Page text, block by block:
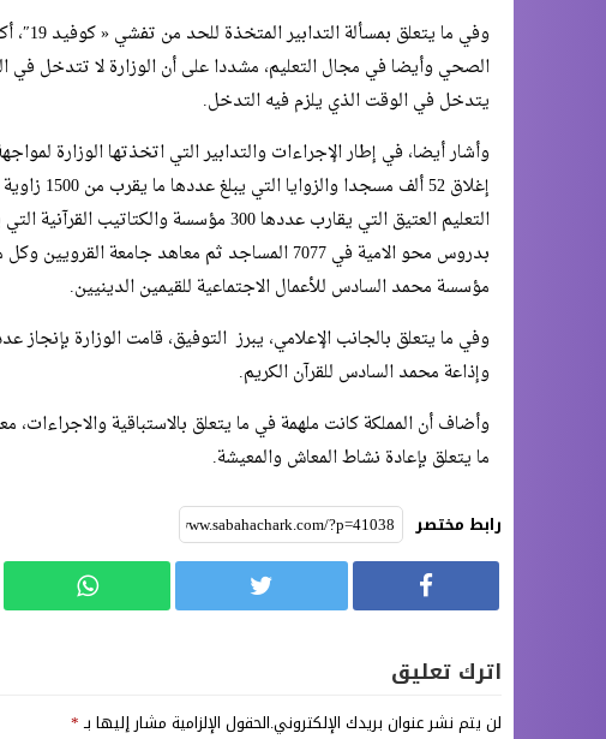
وفي ما
الصحي وأيضا في مجال التعليم، مشددا على أن الوزارة لا تتدخل في
يتدخل في الوقت الذي يلزم فيه التدخل.
بدروس محو الامية في 7077 المساجد ثم معاهد
مؤسسة محمد السادس للأعمال الاجتماعية للقيمين الدينيين.
وفي ما يتعلق بالجانب الإعلامي، يبرز التوفيق، قامت الوزارة
وإذاعة محمد السادس للقرآن الكريم.
وأضاف أن المملكة كانت ملهمة في ما يتعلق بالاستباقية والاجراءات،
ما يتعلق بإعادة نشاط المعاش والمعيشة.
رابط مختصر
اترك تعليق
لن يتم نشر عنوان بريدك الإلكتروني.الحقول الإلزامية مشار إليها بـ*